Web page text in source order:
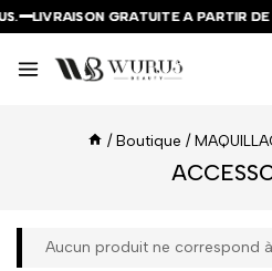
LIVRAISON GRATUITE A PARTIR
LIVRAISON GRATUITE A PARTIR
LIVRAISON GRATUITE A PARTIR
/ Boutique /
Aucun produit ne correspond